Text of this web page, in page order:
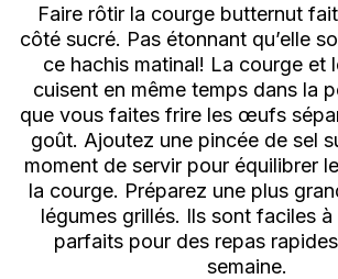
Faire rôtir la courge butternut
côté sucré. Pas étonnant qu’elle
ce hachis matinal! La courge et
cuisent en même temps dans la
que vous faites frire les œufs
goût. Ajoutez une pincée de sel
moment de servir pour équilibrer
la courge. Préparez une plus
légumes grillés. Ils sont faciles
parfaits pour des repas
semaine.